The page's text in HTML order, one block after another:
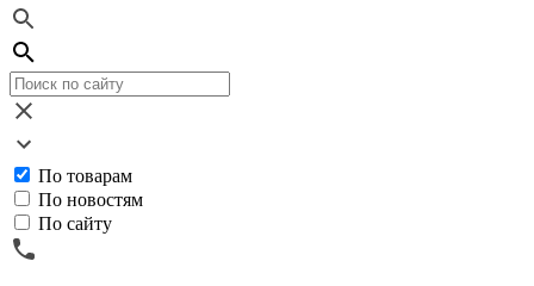
По товарам
По новостям
По сайту